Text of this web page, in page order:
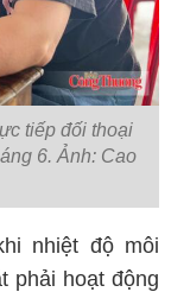
tiếp đối thoại
6. Ảnh: Cao
nhiệt độ môi
phải hoạt động